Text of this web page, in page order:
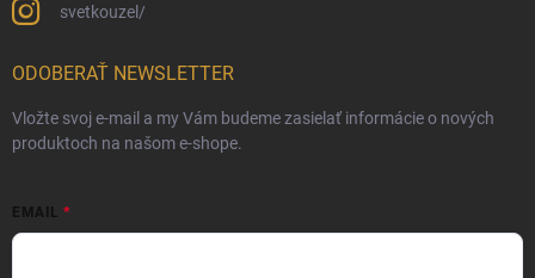
svetkouzel/
ODOBERAŤ NEWSLETTER
Vložte svoj e-mail a my Vám budeme zasielať informácie o nových
produktoch na našom e-shope.
EMAIL